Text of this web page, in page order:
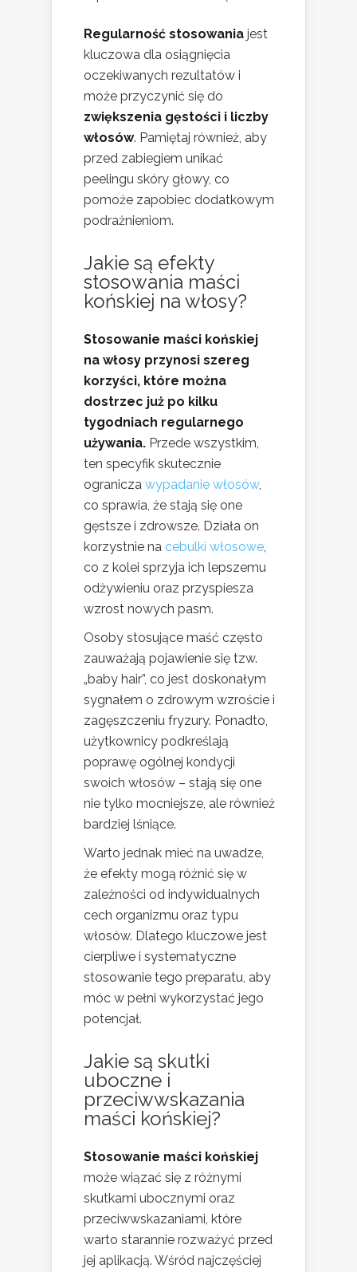
Regularność stosowania jest
kluczowa dla osiągnięcia
oczekiwanych rezultatów i
może przyczynić się do
zwiększenia gęstości i liczby
włosów. Pamiętaj również, aby
przed zabiegiem unikać
peelingu skóry głowy, co
pomoże zapobiec dodatkowym
podrażnieniom.
Jakie są efekty
stosowania maści
końskiej na włosy?
Stosowanie maści końskiej
na włosy przynosi szereg
korzyści, które można
dostrzec już po kilku
tygodniach regularnego
używania. Przede wszystkim,
ten specyfik skutecznie
ogranicza wypadanie włosów,
co sprawia, że stają się one
gęstsze i zdrowsze. Działa on
korzystnie na cebulki włosowe
co z kolei sprzyja ich lepszemu
odżywieniu oraz przyspiesza
wzrost nowych pasm.
Osoby stosujące maść często
zauważają pojawienie się tzw.
„baby hair”, co jest doskonałym
sygnałem o zdrowym wzroście i
zagęszczeniu fryzury. Ponadto,
użytkownicy podkreślają
poprawę ogólnej kondycji
swoich włosów – stają się one
nie tylko mocniejsze, ale również
bardziej lśniące.
Warto jednak mieć na uwadze,
że efekty mogą różnić się w
zależności od indywidualnych
cech organizmu oraz typu
włosów. Dlatego kluczowe jest
cierpliwe i systematyczne
stosowanie tego preparatu, aby
móc w pełni wykorzystać jego
potencjał.
Jakie są skutki
uboczne i
przeciwwskazania
maści końskiej?
Stosowanie maści końskiej
może wiązać się z różnymi
skutkami ubocznymi oraz
przeciwwskazaniami, które
warto starannie rozważyć przed
jej aplikacją. Wśród najczęściej